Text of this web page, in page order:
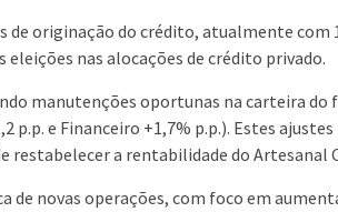
de originação do crédito, atualmente
nas alocações de crédito privado.
manutenções oportunas na carteira
p.p. e Financeiro +1,7% p.p.). Estes
restabelecer a rentabilidade do Artesanal
de novas operações, com foco em